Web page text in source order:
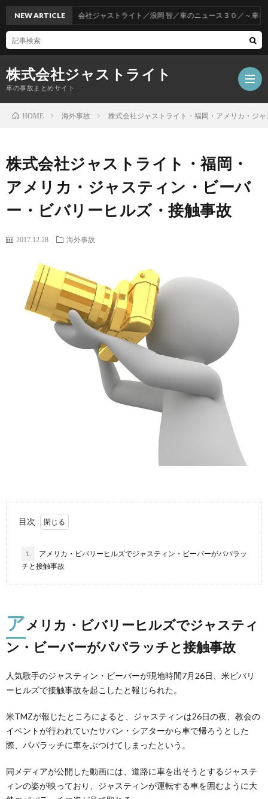
株式会社ジャストライト
車の事故まとめサイト
NEW ARTICLE株式会社ジャストライト／浪岡 智／車のニュース３０／～車をお得
HOME 海外事故 株式会社ジャストライト・福岡・アメリカ・ジ
株式会社ジャストライト・福岡・
アメリカ・ジャスティン・ビーバ
ー・ビバリーヒルズ・接触事故
2017.12.28 海外事故
目次
1.
アメリカ・ビバリーヒルズでジャスティン・ビーバーがパパラッ
チと接触事故
アメリカ・ビバリーヒルズでジャスティ
ン・ビーバーがパパラッチと接触事故
人気歌手のジャスティン・ビーバーが現地時間7月26日、米ビバリ
ーヒルズで接触事故を起こしたと報じられた。
米TMZが報じたところによると、ジャスティンは26日の夜、教会の
イベントが行われていたサバン・シアターから車で帰ろうとした
際、パパラッチに車をぶつけてしまったという。
同メディアが公開した動画には、道路に車を出そうとするジャステ
ィンの姿が映っており、ジャスティンが運転する車を囲むように大